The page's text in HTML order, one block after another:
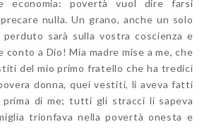
economia: povertà vuol dire farsi
nulla. Un grano, anche un solo
sarà sulla vostra coscienza e
a Dio! Mia madre mise a me, che
del mio primo fratello che ha tredici
donna, quei vestiti, li aveva fatti
di me; tutti gli stracci li sapeva
trionfava nella povertà onesta e